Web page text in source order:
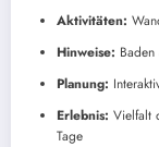
Aktivitäten:
Hinweise:
Planung:
Erlebnis: Vielfalt
Tage